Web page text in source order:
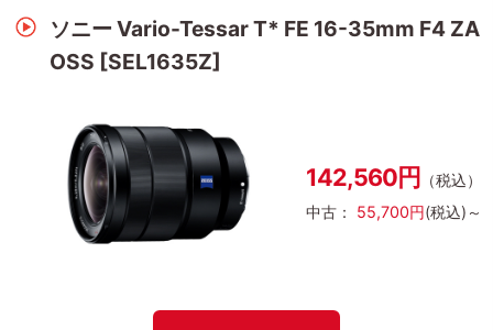
ソニー Vario-Tessar T* FE 16-35mm F4 ZA
OSS [SEL1635Z]
142,560円 （税込）
中古： 55,700円(税込)～